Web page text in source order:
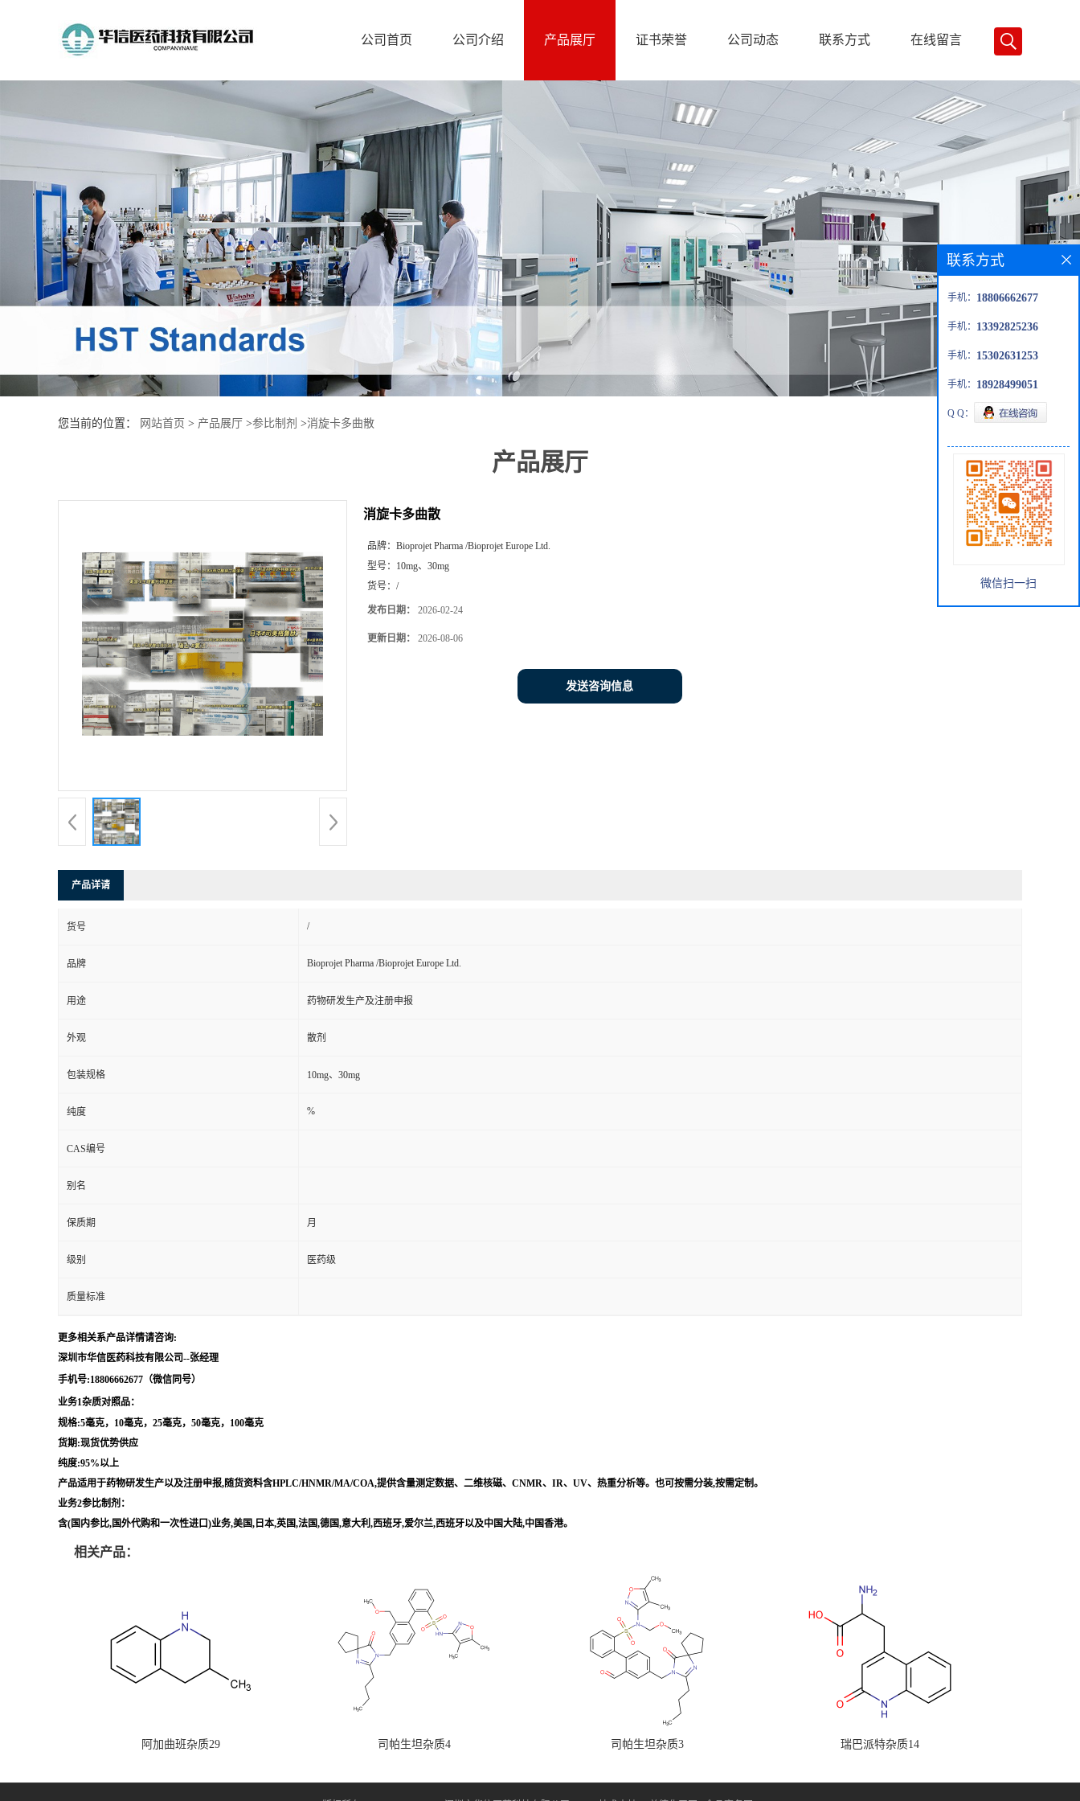
页
司
介
公司首页 公司介绍 产品展厅 证书荣誉 公司动态 联系方式 在线留言
您当前的位置： 网站首页 > 产品展厅 >参比制剂 >消旋卡多曲散
产品展厅
消旋卡多曲散
品牌： Bioprojet Pharma /Bioprojet Europe Ltd.
型号： 10mg、30mg
货号： /
发布日期： 2026-02-24
更新日期： 2026-08-06
发送咨询信息
产品详请
货号 /
品牌 Bioprojet Pharma /Bioprojet Europe Ltd.
用途 药物研发生产及注册申报
外观 散剂
包装规格 10mg、30mg
纯度 %
CAS编号
别名
保质期 月
级别 医药级
质量标准
更多相关系产品详情请咨询:
深圳市华信医药科技有限公司--张经理
手机号:18806662677（微信同号）
业务1杂质对照品：
规格:5毫克，10毫克，25毫克，50毫克，100毫克
货期:现货优势供应
纯度:95%以上
产品适用于药物研发生产以及注册申报,随货资料含HPLC/HNMR/MA/COA,提供含量测定数据、二维核磁、CNMR、IR、UV、热重分析等。也可按需分装,按需定制。
业务2参比制剂：
含(国内参比,国外代购和一次性进口)业务,美国,日本,英国,法国,德国,意大利,西班牙,爱尔兰,西班牙以及中国大陆,中国香港。
相关产品：
阿加曲班杂质29 司帕生坦杂质4 司帕生坦杂质3 瑞巴派特杂质14
联系方式
手机： 18806662677
手机： 13392825236
手机： 15302631253
手机： 18928499051
Q Q：
微信扫一扫